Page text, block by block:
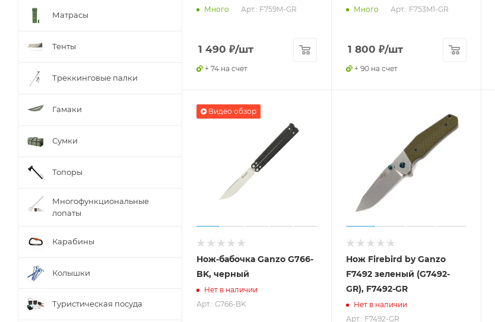
Много Арт.: F759M-GR
1 490 ₽/шт
+ 74 на счет
Много Арт.: F753M1-GR
1 800 ₽/шт
+ 90 на счет
Видео обзор
Нож-бабочка Ganzo G766-
BK, черный
Нет в наличии
Арт.: G766-BK
Нож Firebird by Ganzo
F7492 зеленый (G7492-
GR), F7492-GR
Нет в наличии
Арт.: F7492-GR
Матрасы
Тенты
Треккинговые палки
Гамаки
Сумки
Топоры
Многофункциональные
лопаты
Карабины
Колышки
Туристическая посуда